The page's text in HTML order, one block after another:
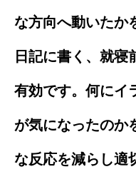
な方向へ動いたか
日記に書く、就寝
有効です。何にイ
が気になったのか
な反応を減らし適